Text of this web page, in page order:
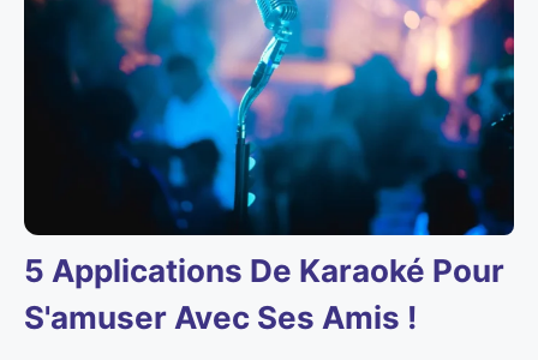
5 Applications De Karaoké Pour
S'amuser Avec Ses Amis !